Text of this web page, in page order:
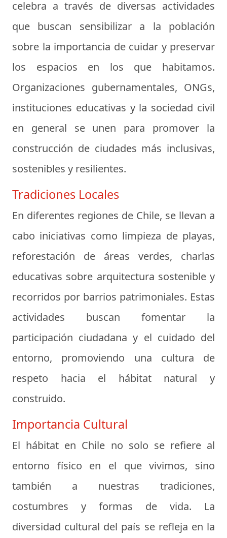
celebra a través de diversas actividades
que buscan sensibilizar a la población
sobre la importancia de cuidar y preservar
los espacios en los que habitamos.
Organizaciones gubernamentales, ONGs,
instituciones educativas y la sociedad civil
en general se unen para promover la
construcción de ciudades más inclusivas,
sostenibles y resilientes.
Tradiciones Locales
En diferentes regiones de Chile, se llevan a
cabo iniciativas como limpieza de playas,
reforestación de áreas verdes, charlas
educativas sobre arquitectura sostenible y
recorridos por barrios patrimoniales. Estas
actividades buscan fomentar la
participación ciudadana y el cuidado del
entorno, promoviendo una cultura de
respeto hacia el hábitat natural y
construido.
Importancia Cultural
El hábitat en Chile no solo se refiere al
entorno físico en el que vivimos, sino
también a nuestras tradiciones,
costumbres y formas de vida. La
diversidad cultural del país se refleja en la